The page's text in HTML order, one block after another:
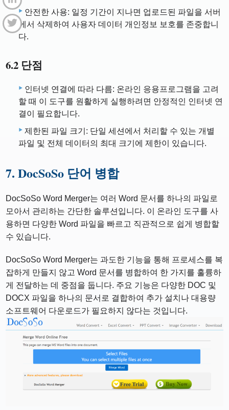
안전한 사용: 일정 기간이 지나면 업로드된 파일을 서버
에서 삭제하여 사용자 데이터 개인정보 보호를 존중합니
다.
6.2 단점
인터넷 연결에 따라 다름: 온라인 응용프로그램을 고려
할 때 이 도구를 원활하게 실행하려면 안정적인 인터넷 연
결이 필요합니다.
제한된 파일 크기: 단일 세션에서 처리할 수 있는 개별
파일 및 전체 데이터의 최대 크기에 제한이 있습니다.
7. DocSoSo 단어 병합
DocSoSo Word Merger는 여러 Word 문서를 하나의 파일로
모아서 관리하는 간단한 솔루션입니다. 이 온라인 도구를 사
용하면 다양한 Word 파일을 빠르고 직관적으로 쉽게 병합할
수 있습니다.
DocSoSo Word Merger는 과도한 기능을 통해 프로세스를 복
잡하게 만들지 않고 Word 문서를 병합하여 한 가지를 훌륭하
게 전달하는 데 중점을 둡니다. 주요 기능은 다양한 DOC 및
DOCX 파일을 하나의 문서로 결합하여 추가 설치나 대용량
소프트웨어 다운로드가 필요하지 않다는 것입니다.